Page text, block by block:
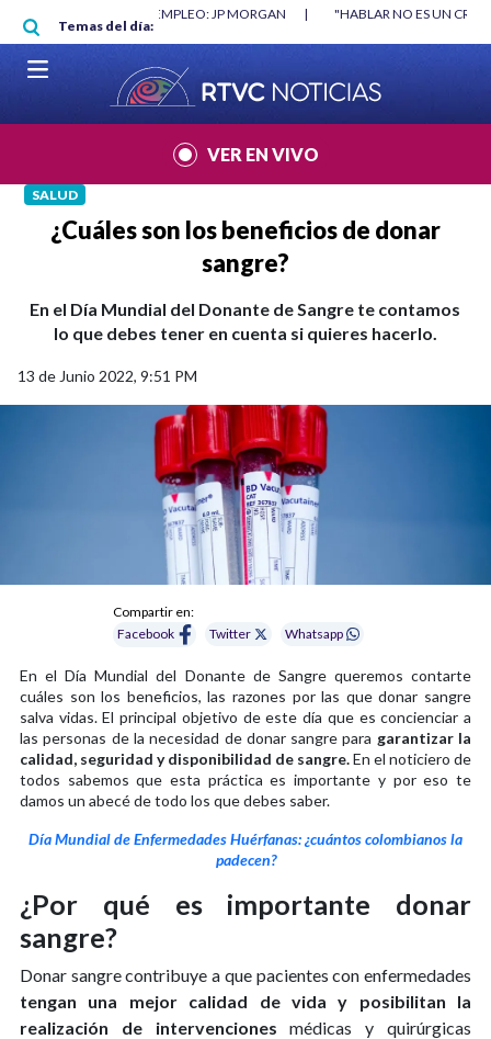
Pasar al contenido principal
Temas del día:
"HABLAR NO ES UN CRIMEN": CARTA DE BETO CORAL |
VER EN VIVO
SALUD
¿Cuáles son los beneficios de donar
sangre?
En el Día Mundial del Donante de Sangre te contamos
lo que debes tener en cuenta si quieres hacerlo.
13 de Junio 2022, 9:51 PM
Compartir en:
Facebook
Twitter Whatsapp
En el Día Mundial del Donante de Sangre queremos contarte
cuáles son los beneficios, las razones por las que donar sangre
salva vidas. El principal objetivo de este día que es concienciar a
las personas de la necesidad de donar sangre para garantizar la
calidad, seguridad y disponibilidad de sangre.En el noticiero de
todos sabemos que esta práctica es importante y por eso te
damos un abecé de todo los que debes saber.
Día Mundial de Enfermedades Huérfanas: ¿cuántos colombianos la
padecen?
¿Por qué es importante donar
sangre?
Donar sangre contribuye a que pacientes con enfermedades
tengan una mejor calidad de vida y posibilitan la
realización de intervenciones médicas y quirúrgicas